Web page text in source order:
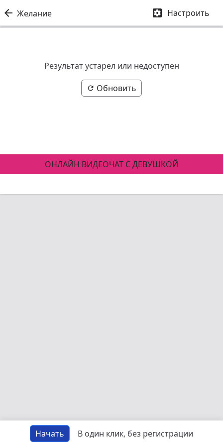
Начать В один клик, без регистрации
 Желание  Настроить
Результат устарел или недоступен
 Обновить
ОНЛАЙН ВИДЕОЧАТ С ДЕВУШКОЙ